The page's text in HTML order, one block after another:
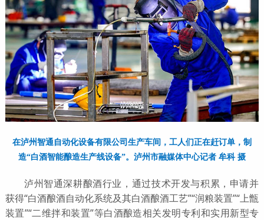
在泸州智通自动化设备有限公司生产车间，工人们正在赶订单，制
造“白酒智能酿造生产线设备”。泸州市融媒体中心记者 牟科 摄
泸州智通深耕酿酒行业，通过技术开发与积累，申请并
获得“白酒酿酒自动化系统及其白酒酿酒工艺”“润粮装置”“上甑
装置”“二维拌和装置”等白酒酿造相关发明专利和实用新型专